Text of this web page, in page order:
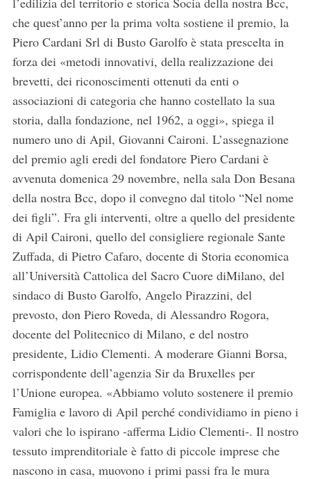
che quest’anno per la prima volta sostiene il premio, la
Piero Cardani Srl di Busto Garolfo è stata prescelta in
forza dei «metodi innovativi, della realizzazione dei
brevetti, dei riconoscimenti ottenuti da enti o
associazioni di categoria che hanno costellato la sua
storia, dalla fondazione, nel 1962, a oggi», spiega il
numero uno di Apil, Giovanni Caironi. L’assegnazione
del premio agli eredi del fondatore Piero Cardani è
avvenuta domenica 29 novembre, nella sala Don Besana
della nostra Bcc, dopo il convegno dal titolo “Nel nome
dei figli”. Fra gli interventi, oltre a quello del presidente
di Apil Caironi, quello del consigliere regionale Sante
Zuffada, di Pietro Cafaro, docente di Storia economica
all’Università Cattolica del Sacro Cuore diMilano, del
sindaco di Busto Garolfo, Angelo Pirazzini, del
prevosto, don Piero Roveda, di Alessandro Rogora,
docente del Politecnico di Milano, e del nostro
presidente, Lidio Clementi. A moderare Gianni Borsa,
corrispondente dell’agenzia Sir da Bruxelles per
l’Unione europea. «Abbiamo voluto sostenere il premio
Famiglia e lavoro di Apil perché condividiamo in pieno i
valori che lo ispirano -afferma Lidio Clementi-. Il nostro
tessuto imprenditoriale è fatto di piccole imprese che
nascono in casa, muovono i primi passi fra le mura